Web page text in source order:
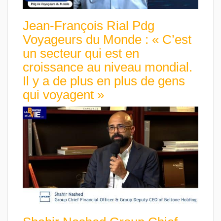
Jean-François Rial Pdg
Voyageurs du Monde : « C’est
un secteur qui est en
croissance au niveau mondial.
Il y a de plus en plus de gens
qui voyagent »